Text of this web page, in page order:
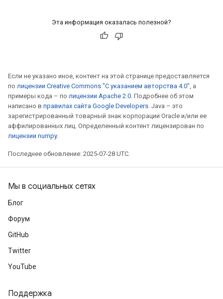
Эта информация оказалась полезной?
Если не указано иное, контент на этой странице предоставляется
по лицензии Creative Commons "С указанием авторства 4.0", а
примеры кода – по лицензии Apache 2.0. Подробнее об этом
написано в правилах сайта Google Developers. Java – это
зарегистрированный товарный знак корпорации Oracle и/или ее
аффилированных лиц. Определенный контент лицензирован по
лицензии numpy.
Последнее обновление: 2025-07-28 UTC.
Мы в социальных сетях
Блог
Форум
GitHub
Twitter
YouTube
Поддержка